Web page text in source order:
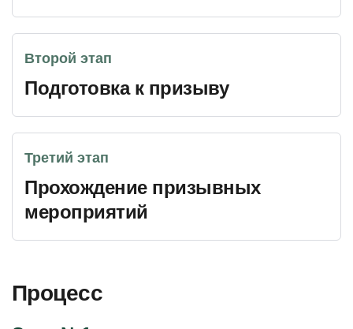
Второй этап
Подготовка к призыву
Третий этап
Прохождение призывных
мероприятий
Процесс